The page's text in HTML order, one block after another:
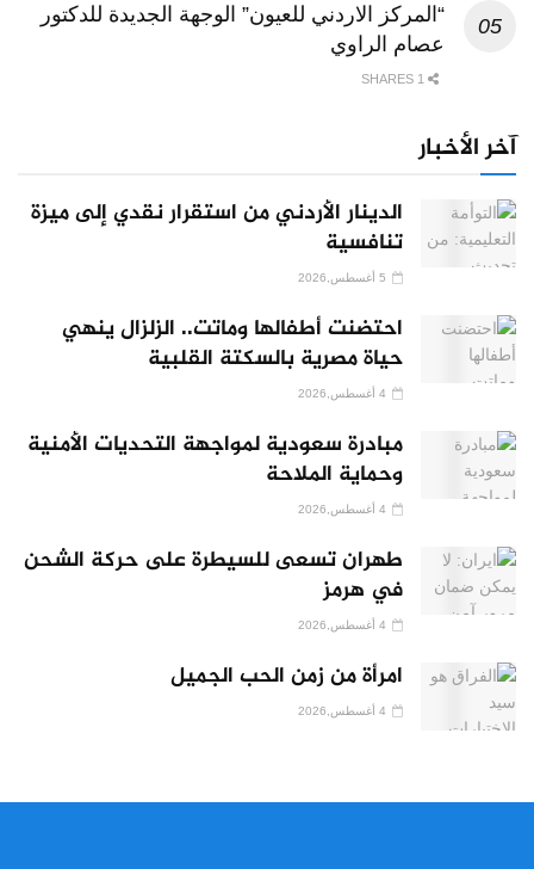
“المركز الاردني للعيون” الوجهة الجديدة للدكتور
عصام الراوي
آخر الأخبار
الدينار الأردني من استقرار نقدي إلى ميزة
تنافسية
احتضنت أطفالها وماتت.. الزلزال ينهي
حياة مصرية بالسكتة القلبية
مبادرة سعودية لمواجهة التحديات الأمنية
وحماية الملاحة
طهران تسعى للسيطرة على حركة الشحن
في هرمز
امرأة من زمن الحب الجميل